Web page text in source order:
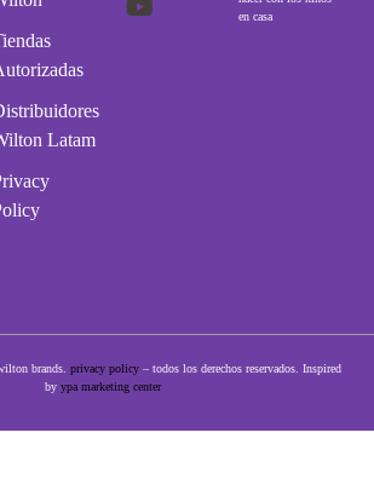
Latam
en casa
brands. privacy policy – todos los derechos reservados. Inspired
by ypa marketing center